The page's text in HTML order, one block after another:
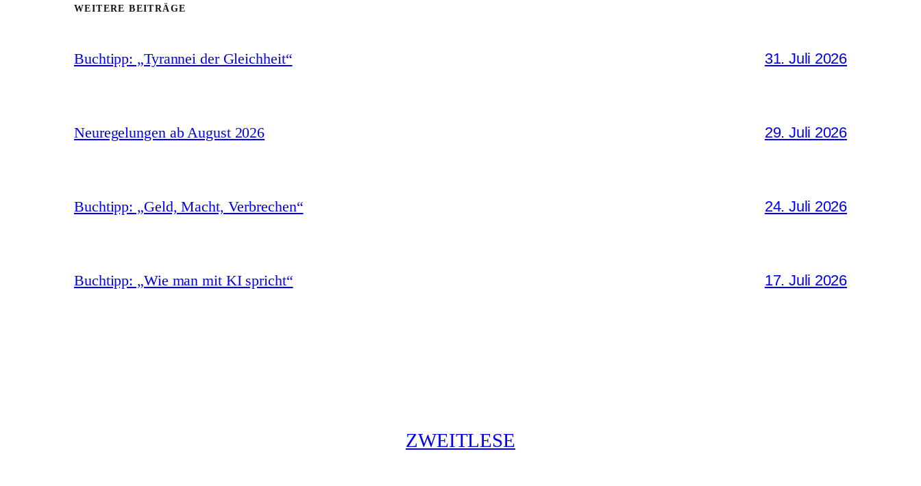
WEITERE BEITRÄGE
Buchtipp: „Tyrannei der Gleichheit“ 31. Juli 2026
Neuregelungen ab August 2026 29. Juli 2026
Buchtipp: „Geld, Macht, Verbrechen“ 24. Juli 2026
Buchtipp: „Wie man mit KI spricht“ 17. Juli 2026
ZWEITLESE